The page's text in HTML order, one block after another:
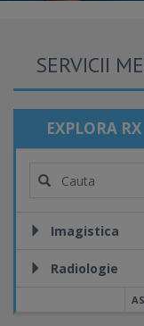
SERVICII
EXPLORA RX
Imagistica
Radiologie